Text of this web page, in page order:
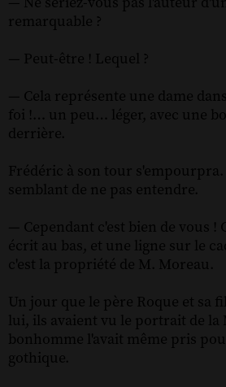
remarquable ?
— Peut-être ! Lequel ?
— Cela représente une dame
foi !… un peu… léger, avec une
derrière.
Frédéric à son tour
semblant de ne pas entendre.
— Cependant c'est bien de vous !
écrit au bas, et une ligne sur le
c'est la propriété de M. Moreau.
Un jour que le père Roque et sa
lui, ils avaient vu le portrait de la
bonhomme l'avait même pris
gothique.